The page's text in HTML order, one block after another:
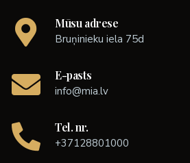
Mūsu adrese
Bruņinieku iela 75d
E-pasts
info@mia.lv
Tel. nr.
+37128801000